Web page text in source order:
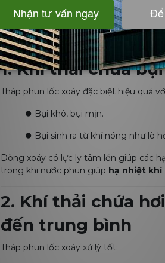
Tháp phun lốc
loại khí nào?
1. Khí thải chứa
Tháp phun lốc xoáy đặc biệt hiệu quả
⏺️ Bụi khô, bụi mịn.
⏺️ Bụi sinh ra từ khí nóng như lò
Dòng xoáy có lực ly tâm lớn giúp các
trong khi nước phun giúp hạ nhiệt khí
2. Khí thải chứa
đến trung bình
Tháp phun lốc xoáy xử lý tốt: